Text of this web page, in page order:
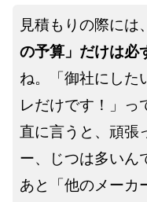
見積もりの際には
の予算」だけは必
ね。「御社にした
レだけです！」っ
直に言うと、頑張
ー、じつは多いん
あと「他のメーカ